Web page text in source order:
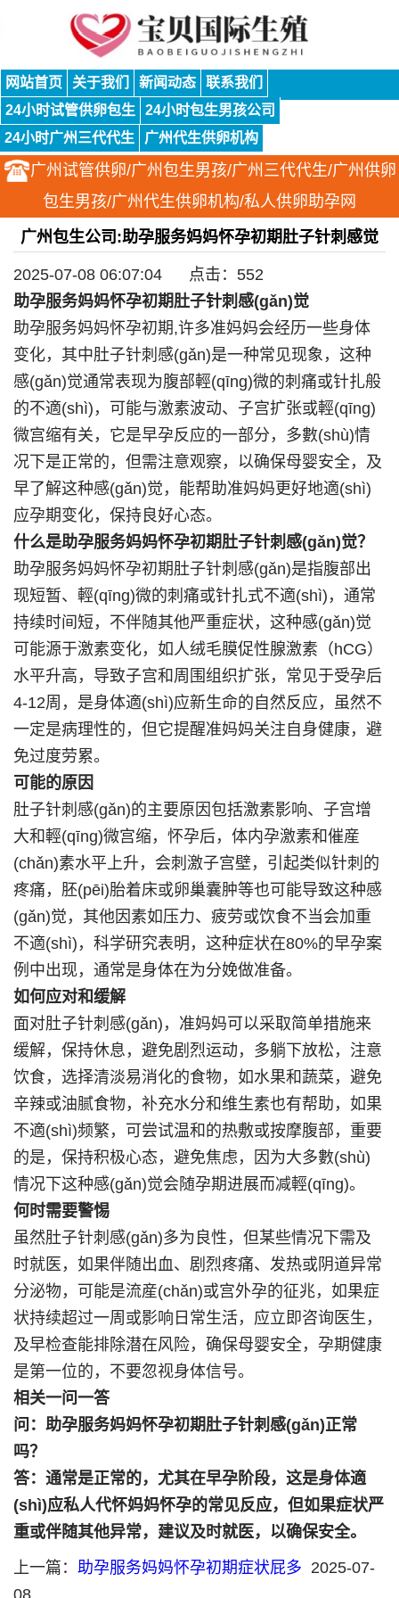
网站首页 关于我们 新闻动态
联系我们
24小时试管供卵包生
24小时包生男孩公司
24小时广州三代代生
广州代生供卵机构
广州试管供卵/广州包生男孩/广州三代代生/广州供卵
包生男孩/广州代生供卵机构/私人供卵助孕网
广州包生公司:助孕服务妈妈怀孕初期肚子针刺感觉
2025-07-08 06:07:04 点击：552
助孕服务妈妈怀孕初期肚子针刺感(gǎn)觉
助孕服务妈妈怀孕初期,许多准妈妈会经历一些身体
变化，其中肚子针刺感(gǎn)是一种常见现象，这种
感(gǎn)觉通常表现为腹部輕(qīng)微的刺痛或针扎般
的不適(shì)，可能与激素波动、子宫扩张或輕(qīng)
微宫缩有关，它是早孕反应的一部分，多數(shù)情
况下是正常的，但需注意观察，以确保母婴安全，及
早了解这种感(gǎn)觉，能帮助准妈妈更好地適(shì)
应孕期变化，保持良好心态。
什么是助孕服务妈妈怀孕初期肚子针刺感(gǎn)觉？
助孕服务妈妈怀孕初期肚子针刺感(gǎn)是指腹部出
现短暂、輕(qīng)微的刺痛或针扎式不適(shì)，通常
持续时间短，不伴随其他严重症状，这种感(gǎn)觉
可能源于激素变化，如人绒毛膜促性腺激素（hCG）
水平升高，导致子宫和周围组织扩张，常见于受孕后
4-12周，是身体適(shì)应新生命的自然反应，虽然不
一定是病理性的，但它提醒准妈妈关注自身健康，避
免过度劳累。
可能的原因
肚子针刺感(gǎn)的主要原因包括激素影响、子宫增
大和輕(qīng)微宫缩，怀孕后，体内孕激素和催産
(chǎn)素水平上升，会刺激子宫壁，引起类似针刺的
疼痛，胚(pēi)胎着床或卵巢囊肿等也可能导致这种感
(gǎn)觉，其他因素如压力、疲劳或饮食不当会加重
不適(shì)，科学研究表明，这种症状在80%的早孕案
例中出现，通常是身体在为分娩做准备。
如何应对和缓解
面对肚子针刺感(gǎn)，准妈妈可以采取简单措施来
缓解，保持休息，避免剧烈运动，多躺下放松，注意
饮食，选择清淡易消化的食物，如水果和蔬菜，避免
辛辣或油腻食物，补充水分和维生素也有帮助，如果
不適(shì)频繁，可尝试温和的热敷或按摩腹部，重要
的是，保持积极心态，避免焦虑，因为大多數(shù)
情况下这种感(gǎn)觉会随孕期进展而减輕(qīng)。
何时需要警惕
虽然肚子针刺感(gǎn)多为良性，但某些情况下需及
时就医，如果伴随出血、剧烈疼痛、发热或阴道异常
分泌物，可能是流産(chǎn)或宫外孕的征兆，如果症
状持续超过一周或影响日常生活，应立即咨询医生，
及早检查能排除潜在风险，确保母婴安全，孕期健康
是第一位的，不要忽视身体信号。
相关一问一答
问：助孕服务妈妈怀孕初期肚子针刺感(gǎn)正常
吗？
答：通常是正常的，尤其在早孕阶段，这是身体適
(shì)应私人代怀妈妈怀孕的常见反应，但如果症状严
重或伴随其他异常，建议及时就医，以确保安全。
上一篇： 助孕服务妈妈怀孕初期症状屁多 2025-07-
08